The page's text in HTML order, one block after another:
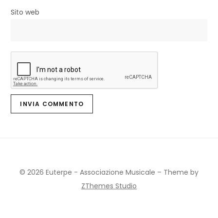
Sito web
© 2026 Euterpe - Associazione Musicale – Theme by
ZThemes Studio